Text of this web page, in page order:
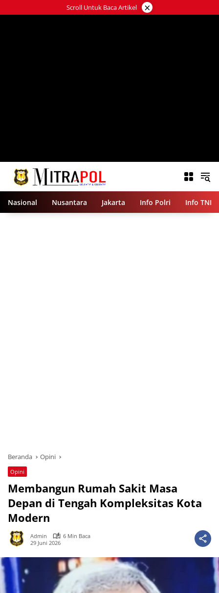
ke
Scroll Untuk Baca Artikel ×
Nasional Nusantara Jakarta Info Polri Info TNI
Beranda Opini
Opini
Membangun Rumah Sakit Masa
Depan di Tengah Kompleksitas Kota
Modern
Admin
6 Min Baca
29 Juni 2026